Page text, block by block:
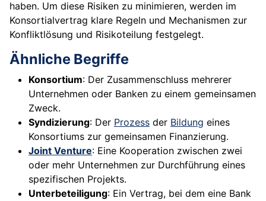
haben. Um diese Risiken zu minimieren, werden im
Konsortialvertrag klare Regeln und Mechanismen zur
Konfliktlösung und Risikoteilung festgelegt.
Ähnliche Begriffe
Konsortium: Der Zusammenschluss mehrerer
Unternehmen oder Banken zu einem gemeinsamen
Zweck.
Syndizierung: Der Prozess der Bildung eines
Konsortiums zur gemeinsamen Finanzierung.
Joint Venture: Eine Kooperation zwischen zwei
oder mehr Unternehmen zur Durchführung eines
spezifischen Projekts.
Unterbeteiligung: Ein Vertrag, bei dem eine Bank